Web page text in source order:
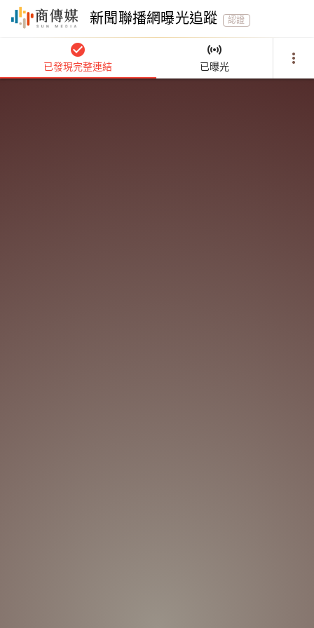
新聞聯播網曝光追蹤 認證
check_circle
已發現完整連結
sensors
已曝光 more_vert